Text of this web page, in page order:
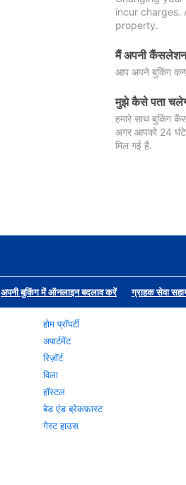
incur charges.
property.
मैं अपनी कैंसलेशन
आप अपने बुकिंग
मुझे कैसे पता
हमारे साथ बुकिंग
अगर आपको 24 घंटे
मिल गई है.
अपनी बुकिंग में ऑनलाइन बदलाव करें ग्राहक सेवा
होम प्रॉपर्टी
अपार्टमेंट
रिज़ॉर्ट
विला
हॉस्टल
बेड एंड ब्रेकफ़ास्ट
गेस्ट हाउस